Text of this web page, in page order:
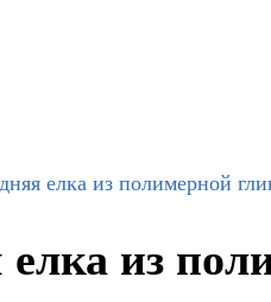
елка из полимерной
из